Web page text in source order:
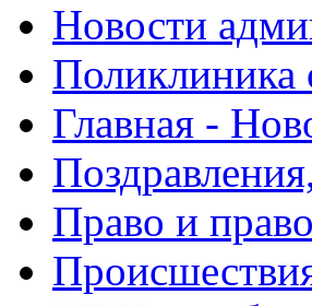
Новости
Поликлиника
Главная -
Право и